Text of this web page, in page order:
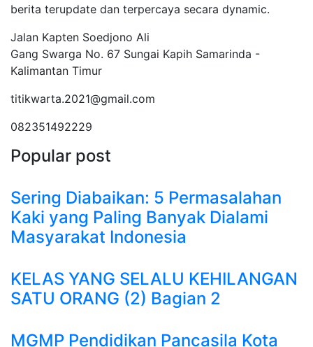
berita terupdate dan terpercaya secara dynamic.
Jalan Kapten Soedjono Ali
Gang Swarga No. 67 Sungai Kapih Samarinda -
Kalimantan Timur
titikwarta.2021@gmail.com
082351492229
Popular post
Sering Diabaikan: 5 Permasalahan
Kaki yang Paling Banyak Dialami
Masyarakat Indonesia
KELAS YANG SELALU KEHILANGAN
SATU ORANG (2) Bagian 2
MGMP Pendidikan Pancasila Kota